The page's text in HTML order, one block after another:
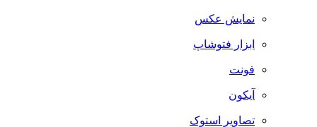
نمایش عکس
ابزار فتوشاپ
فونت
آیکون
تصاویر استوک